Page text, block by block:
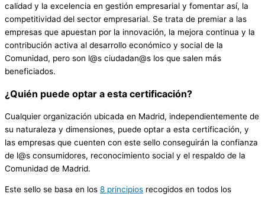
calidad y la excelencia en gestión empresarial y fomentar así, la
competitividad del sector empresarial. Se trata de premiar a las
empresas que apuestan por la innovación, la mejora continua y la
contribución activa al desarrollo económico y social de la
Comunidad, pero son l@s ciudadan@s los que salen más
beneficiados.
¿Quién puede optar a esta certificación?
Cualquier organización ubicada en Madrid, independientemente de
su naturaleza y dimensiones, puede optar a esta certificación, y
las empresas que cuenten con este sello conseguirán la confianza
de l@s consumidores, reconocimiento social y el respaldo de la
Comunidad de Madrid.
Este sello se basa en los 8 principios recogidos en todos los